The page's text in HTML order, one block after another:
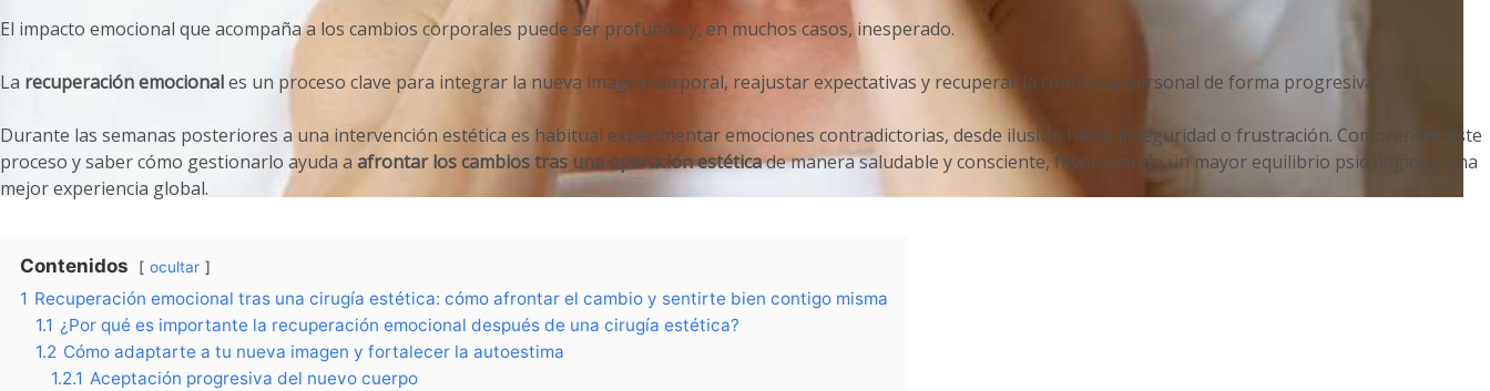
El impacto emocional que acompaña a los cambios corporales puede ser profundo y, en muchos casos, inesperado.
La recuperación emocionales un proceso clave para integrar la nueva imagen corporal, reajustar expectativas y recuperar la confianza personal de forma progresiva.
Durante las semanas posteriores a una intervención estética es habitual experimentar emociones contradictorias, desde ilusión hasta inseguridad o frustración. Comprender este
proceso y saber cómo gestionarlo ayuda a afrontar los cambios tras una operación estéticade manera saludable y consciente, favoreciendo un mayor equilibrio psicológico y una
mejor experiencia global.
Contenidos ocultar
1 Recuperación emocional tras una cirugía estética: cómo afrontar el cambio y sentirte bien contigo misma
1.1 ¿Por qué es importante la recuperación emocional después de una cirugía estética?
1.2 Cómo adaptarte a tu nueva imagen y fortalecer la autoestima
1.2.1 Aceptación progresiva del nuevo cuerpo